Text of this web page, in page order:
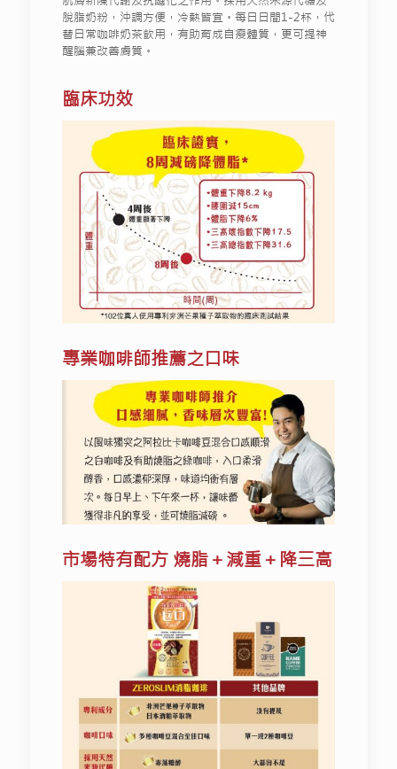
脫脂奶粉，沖調方便，冷熱皆宜。每日日間1-2杯，代
替日常咖啡奶茶飲用，有助育成自瘦體質，更可提神
醒腦兼改善膚質。
臨床功效
專業咖啡師推薦之口味
市場特有配方 燒脂＋減重＋ 降三高